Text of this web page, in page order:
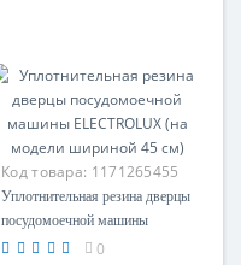
Код товара: 1171265455
Уплотнительная резина дверцы
посудомоечной машины
ELECTROLUX (на модели
0